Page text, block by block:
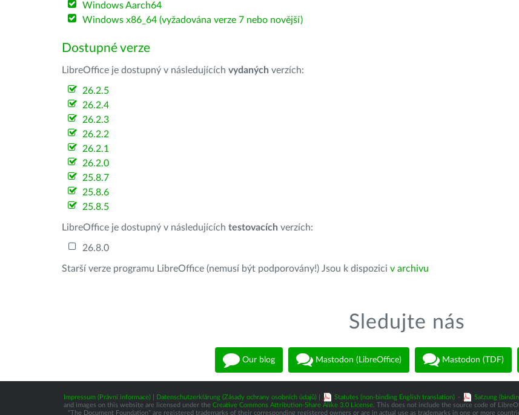
Windows Aarch64
Windows x86_64 (vyžadována verze 7 nebo novější)
Dostupné verze
LibreOffice je dostupný v následujících vydaných verzích:
26.2.5
26.2.4
26.2.3
26.2.2
26.2.1
26.2.0
25.8.7
25.8.6
25.8.5
LibreOffice je dostupný v následujících testovacích verzích:
26.8.0
Starší verze programu LibreOffice (nemusí být podporovány!) Jsou k dispozici v archivu
Sledujte nás
Our blog Mastodon (LibreOffice) Mastodon (TDF)
Impressum (Právní informace)| Datenschutzerklärung (Zásady ochrany osobních údajů)| Statutes (non-binding English translation) - Satzung
and images on this website are licensed under the Creative Commons Attribution-Share Alike 3.0 License. This does not include the source code of
“The Document Foundation” are registered trademarks of their corresponding registered owners or are in actual use as trademarks in one or more